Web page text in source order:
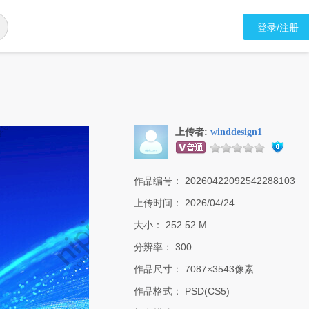
登录/注册
上传者: winddesign1
作品编号：
20260422092542288103
上传时间：
2026/04/24
大小：
252.52 M
分辨率：
300
作品尺寸：
7087×3543像素
作品格式：
PSD(CS5)